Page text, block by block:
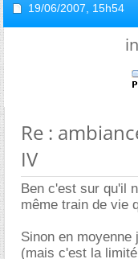
19/06/2007, 15h54
Re :
IV
Ben c'est sur qu'il
même train de vie
Sinon en
(mais c'est la